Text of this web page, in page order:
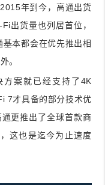
年到今，高通出货
出货量也列居首位，
本都会在优先推出相
。
案就已经支持了4K
7才具备的部分技术优
更推出了全球首款商
这也是迄今为止速度